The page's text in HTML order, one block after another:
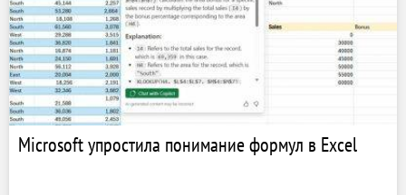
Microsoft упростила понимание формул в Excel